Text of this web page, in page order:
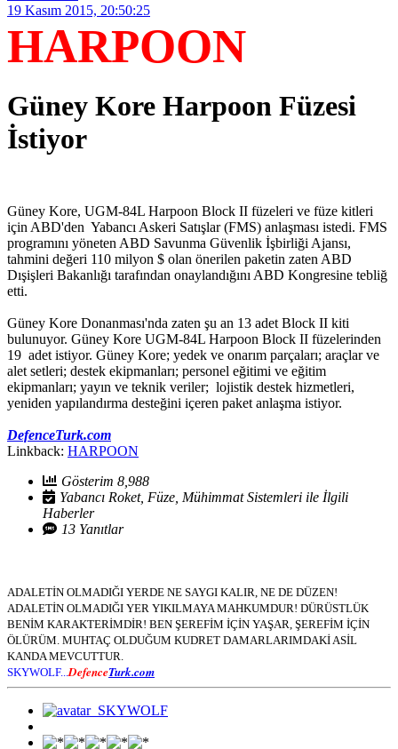
19 Kasım 2015, 20:50:25
HARPOON
Güney Kore Harpoon Füzesi
İstiyor
Güney Kore, UGM-84L Harpoon Block II füzeleri ve füze kitleri
için ABD'den Yabancı Askeri Satışlar (FMS) anlaşması istedi. FMS
programını yöneten ABD Savunma Güvenlik İşbirliği Ajansı,
tahmini değeri 110 milyon $ olan önerilen paketin zaten ABD
Dışişleri Bakanlığı tarafından onaylandığını ABD Kongresine tebliğ
etti.
Güney Kore Donanması'nda zaten şu an 13 adet Block II kiti
bulunuyor. Güney Kore UGM-84L Harpoon Block II füzelerinden
19 adet istiyor. Güney Kore; yedek ve onarım parçaları; araçlar ve
alet setleri; destek ekipmanları; personel eğitimi ve eğitim
ekipmanları; yayın ve teknik veriler; lojistik destek hizmetleri,
yeniden yapılandırma desteğini içeren paket anlaşma istiyor.
DefenceTurk.com
Linkback: HARPOON
Gösterim 8,988
Yabancı Roket, Füze, Mühimmat Sistemleri ile İlgili
Haberler
13 Yanıtlar
ADALETİN OLMADIĞI YERDE NE SAYGI KALIR, NE DE DÜZEN!
ADALETİN OLMADIĞI YER YIKILMAYA MAHKUMDUR! DÜRÜSTLÜK
BENİM KARAKTERİMDİR! BEN ŞEREFİM İÇİN YAŞAR, ŞEREFİM İÇİN
ÖLÜRÜM. MUHTAÇ OLDUĞUM KUDRET DAMARLARIMDAKİ ASİL
KANDA MEVCUTTUR.
SKYWOLF... DefenceTurk.com